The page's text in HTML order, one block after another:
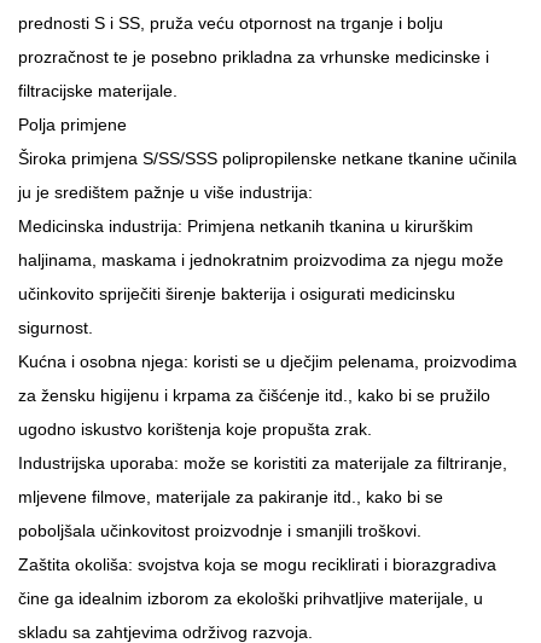
prednosti S i SS, pruža veću otpornost na trganje i bolju
prozračnost te je posebno prikladna za vrhunske medicinske i
filtracijske materijale.
Polja primjene
Široka primjena S/SS/SSS polipropilenske netkane tkanine učinila
ju je središtem pažnje u više industrija:
Medicinska industrija: Primjena netkanih tkanina u kirurškim
haljinama, maskama i jednokratnim proizvodima za njegu može
učinkovito spriječiti širenje bakterija i osigurati medicinsku
sigurnost.
Kućna i osobna njega: koristi se u dječjim pelenama, proizvodima
za žensku higijenu i krpama za čišćenje itd., kako bi se pružilo
ugodno iskustvo korištenja koje propušta zrak.
Industrijska uporaba: može se koristiti za materijale za filtriranje,
mljevene filmove, materijale za pakiranje itd., kako bi se
poboljšala učinkovitost proizvodnje i smanjili troškovi.
Zaštita okoliša: svojstva koja se mogu reciklirati i biorazgradiva
čine ga idealnim izborom za ekološki prihvatljive materijale, u
skladu sa zahtjevima održivog razvoja.